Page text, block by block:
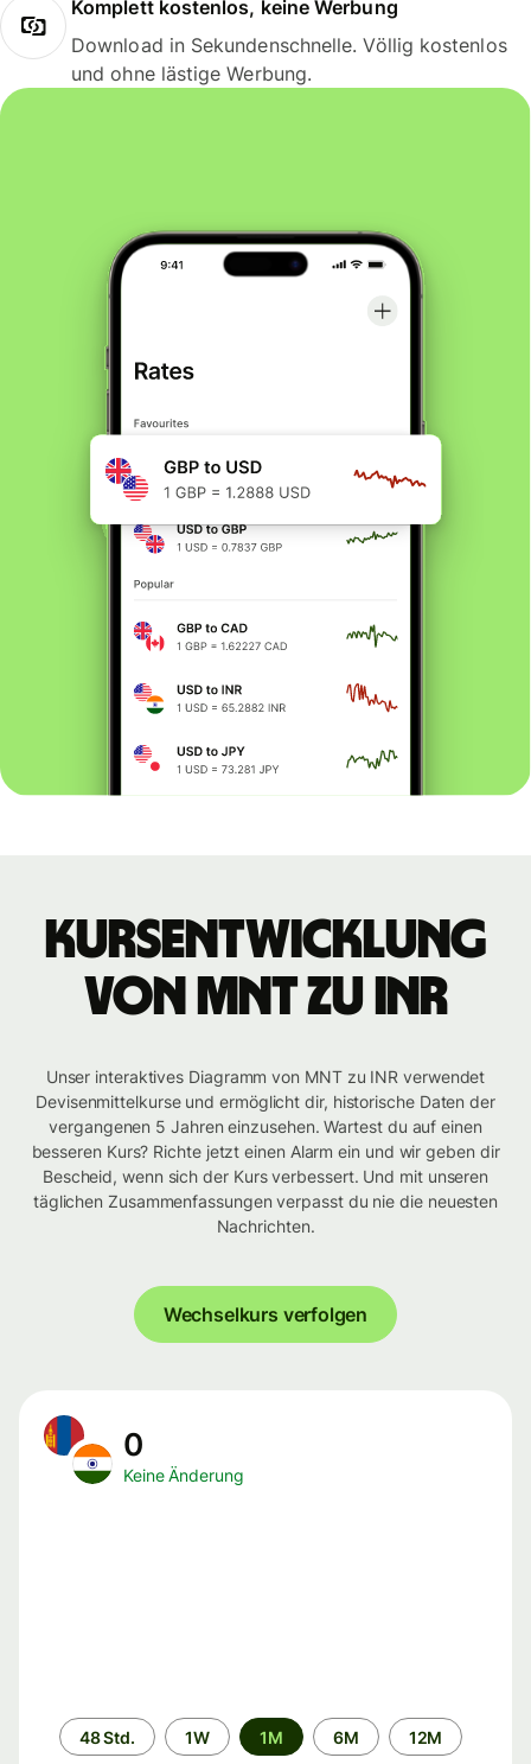
Komplett kostenlos, keine Werbung
Download in Sekundenschnelle. Völlig kostenlos
und ohne lästige Werbung.
Kursentwicklung
von MNT zu INR
Unser interaktives Diagramm von MNT zu INR verwendet
Devisenmittelkurse und ermöglicht dir, historische Daten der
vergangenen 5 Jahren einzusehen. Wartest du auf einen
besseren Kurs? Richte jetzt einen Alarm ein und wir geben dir
Bescheid, wenn sich der Kurs verbessert. Und mit unseren
täglichen Zusammenfassungen verpasst du nie die neuesten
Nachrichten.
Wechselkurs verfolgen
0
Keine Änderung
Zeitraum
48 Std. 1W 1M 6M 12M